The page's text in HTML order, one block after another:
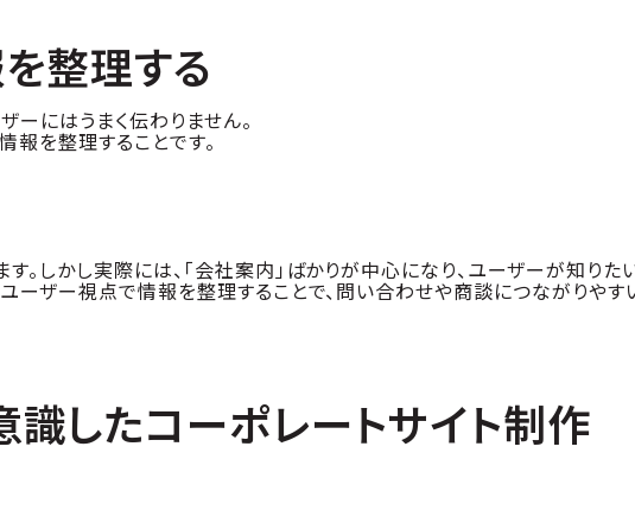
整理する
にはうまく伝わりません。
報を整理することです。
。しかし実際には、「会社案内」ばかりが中心になり、ユーザーが知りた
ーザー視点で情報を整理することで、問い合わせや商談につながりやす
したコーポレートサイト制作